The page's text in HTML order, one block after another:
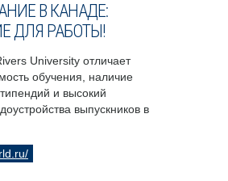
В КАНАДЕ:
ДЛЯ РАБОТЫ!
University отличает
обучения, наличие
и высокий
выпускников в